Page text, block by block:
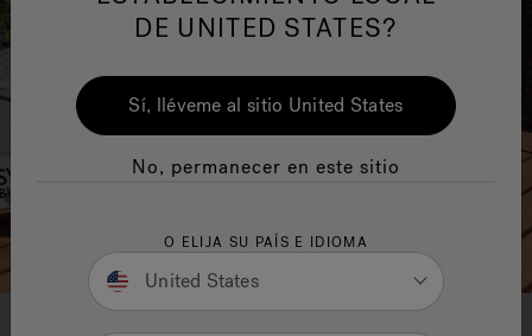
DE UNITED STATES?
Sí, lléveme al sitio United States
No, permanecer en este sitio
O ELIJA SU PAÍS E IDIOMA
United States